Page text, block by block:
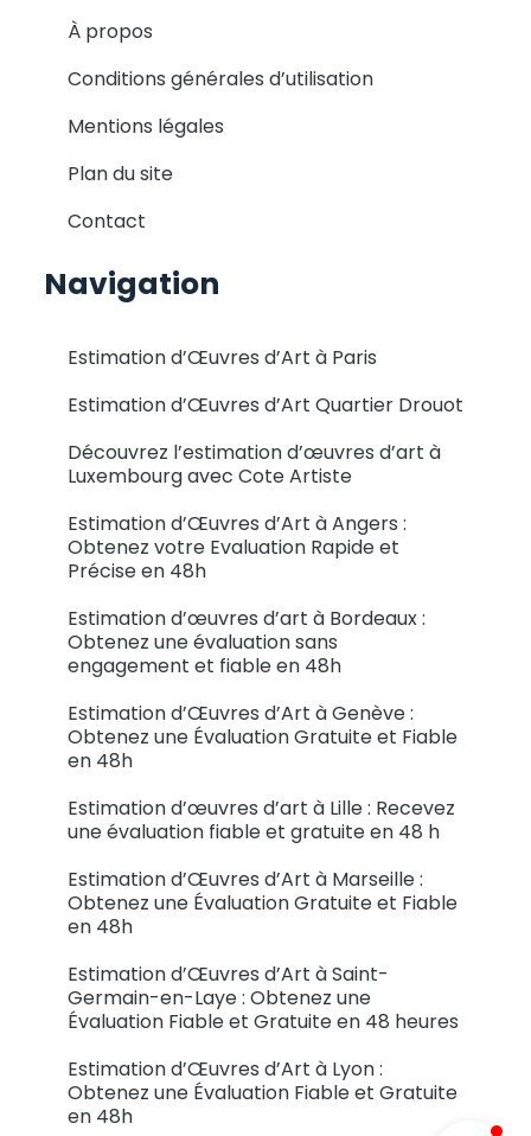
À propos
Conditions générales d’utilisation
Mentions légales
Plan du site
Contact
Navigation
Estimation d’Œuvres d’Art à Paris
Estimation d’Œuvres d’Art Quartier Drouot
Découvrez l’estimation d’œuvres d’art à
Luxembourg avec Cote Artiste
Estimation d’Œuvres d’Art à Angers :
Obtenez votre Evaluation Rapide et
Précise en 48h
Estimation d’œuvres d’art à Bordeaux :
Obtenez une évaluation sans
engagement et fiable en 48h
Estimation d’Œuvres d’Art à Genève :
Obtenez une Évaluation Gratuite et Fiable
en 48h
Estimation d’œuvres d’art à Lille : Recevez
une évaluation fiable et gratuite en 48 h
Estimation d’Œuvres d’Art à Marseille :
Obtenez une Évaluation Gratuite et Fiable
en 48h
Estimation d’Œuvres d’Art à Saint-
Germain-en-Laye : Obtenez une
Évaluation Fiable et Gratuite en 48 heures
Estimation d’Œuvres d’Art à Lyon :
Obtenez une Évaluation Fiable et Gratuite
en 48h